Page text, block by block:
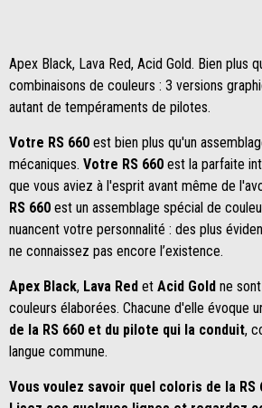
Apex Black, Lava Red, Acid Gold. Bien plus
combinaisons de couleurs : 3 versions
autant de tempéraments de pilotes.
Votre RS 660est bien plus qu'un
mécaniques. Votre RS 660est la parfaite
que vous aviez à l'esprit avant même de
RS 660est un assemblage spécial de
nuancent votre personnalité : des plus
ne connaissez pas encore l’existence.
Apex Black, Lava Redet Acid Goldne
couleurs élaborées. Chacune d'elle évoque
de la RS 660 et du pilote qui la conduit,
langue commune.
Vous voulez savoir quel coloris de la RS